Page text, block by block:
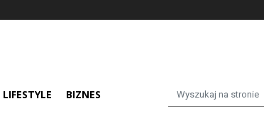
LIFESTYLE BIZNES